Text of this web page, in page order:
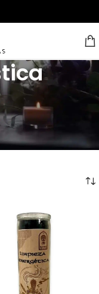
Anima Mistica
con le nostre
con cera
lo spirito e